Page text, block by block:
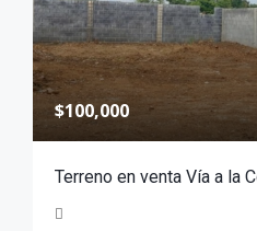
$100,000
Terreno en venta Vía a la